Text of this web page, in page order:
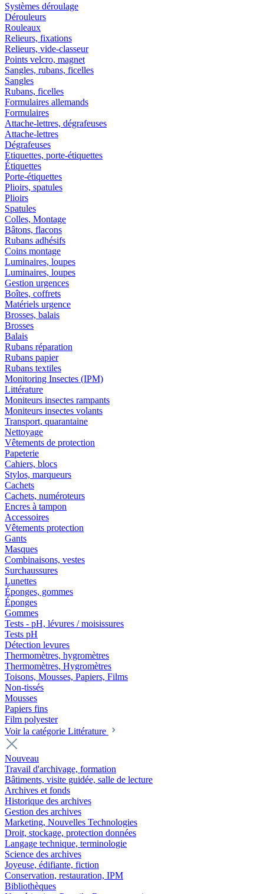
Systèmes déroulage
Dérouleurs
Rouleaux
Relieurs, fixations
Relieurs, vide-classeur
Points velcro, magnet
Sangles, rubans, ficelles
Sangles
Rubans, ficelles
Formulaires allemands
Formulaires
Attache-lettres, dégrafeuses
Attache-lettres
Dégrafeuses
Etiquettes, porte-étiquettes
Étiquettes
Porte-étiquettes
Plioirs, spatules
Plioirs
Spatules
Colles, Montage
Bâtons, flacons
Rubans adhésifs
Coins montage
Luminaires, loupes
Luminaires, loupes
Gestion urgences
Boîtes, coffrets
Matériels urgence
Brosses, balais
Brosses
Balais
Rubans réparation
Rubans papier
Rubans textiles
Monitoring Insectes (IPM)
Littérature
Moniteurs insectes rampants
Moniteurs insectes volants
Transport, quarantaine
Nettoyage
Vêtements de protection
Papeterie
Cahiers, blocs
Stylos, marqueurs
Cachets
Cachets, numéroteurs
Encres à tampon
Accessoires
Vêtements protection
Gants
Masques
Combinaisons, vestes
Surchaussures
Lunettes
Éponges, gommes
Éponges
Gommes
Tests - pH, lévures / moisissures
Tests pH
Détection levures
Thermomètres, hygromètres
Thermomètres, Hygromètres
Toisons, Mousses, Papiers, Films
Non-tissés
Mousses
Papiers fins
Film polyester
Voir la catégorie Littérature
Nouveau
Travail d'archivage, formation
Bâtiments, visite guidée, salle de lecture
Archives et fonds
Historique des archives
Gestion des archives
Marketing, Nouvelles Technologies
Droit, stockage, protection données
Langage technique, terminologie
Science des archives
Joyeuse, édifiante, fiction
Conservation, restauration, IPM
Bibliothèques